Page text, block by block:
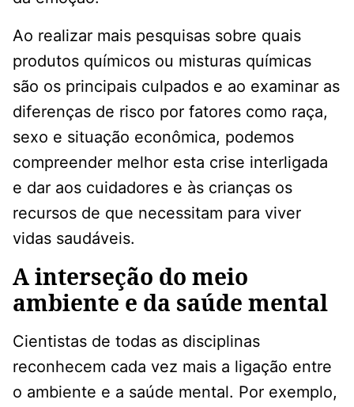
Ao realizar mais pesquisas sobre quais
produtos químicos ou misturas químicas
são os principais culpados e ao examinar as
diferenças de risco por fatores como raça,
sexo e situação econômica, podemos
compreender melhor esta crise interligada
e dar aos cuidadores e às crianças os
recursos de que necessitam para viver
vidas saudáveis.
A interseção do meio
ambiente e da saúde mental
Cientistas de todas as disciplinas
reconhecem cada vez mais a ligação entre
o ambiente e a saúde mental. Por exemplo,